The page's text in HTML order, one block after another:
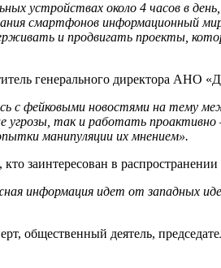
устройствах около 4 часов в
смартфонов информационный
и продвигать проекты,
генерального директора АНО
с фейковыми новостями на тему
так и работать проактивно
манипуляции их мнением».
кто заинтересован в
информация идет от западных
общественный деятель,